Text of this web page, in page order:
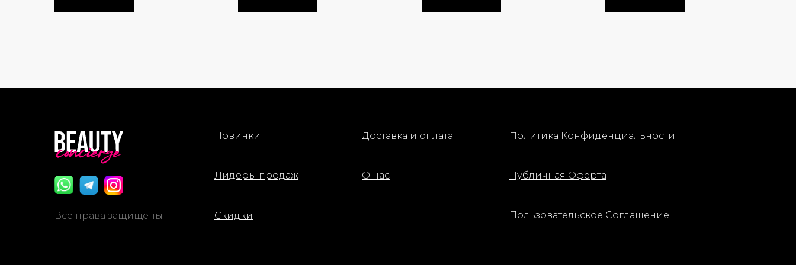
придают лицу здоровое сияние и
румянца.
разглаживает и смягчает кожу,
Применение:
эффекта.
Все права защищены
Политика Конфиденциальности
Доставка и оплата
О нас Публичная Оферта
Пользовательское Соглашение
Новинки
Лидеры продаж
Скидки